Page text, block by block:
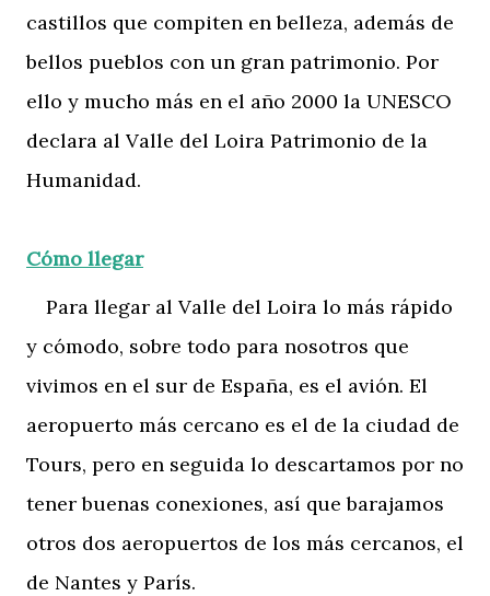
castillos que compiten en belleza, además de
bellos pueblos con un gran patrimonio. Por
ello y mucho más en el año 2000 la UNESCO
declara al Valle del Loira Patrimonio de la
Humanidad.
Cómo llegar
Para llegar al Valle del Loira lo más rápido
y cómodo, sobre todo para nosotros que
vivimos en el sur de España, es el avión. El
aeropuerto más cercano es el de la ciudad de
Tours, pero en seguida lo descartamos por no
tener buenas conexiones, así que barajamos
otros dos aeropuertos de los más cercanos, el
de Nantes y París.